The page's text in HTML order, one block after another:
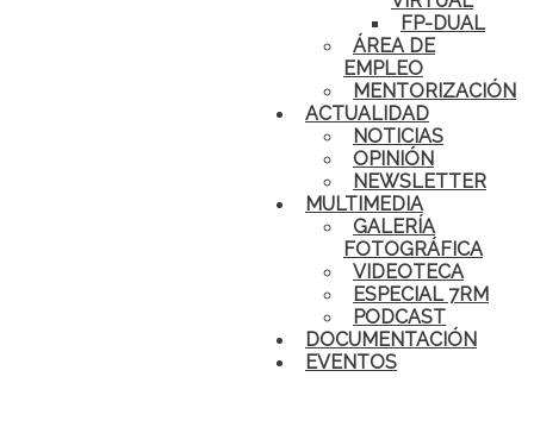
FP-DUAL
ÁREA DE
EMPLEO
MENTORIZACIÓN
ACTUALIDAD
NOTICIAS
OPINIÓN
NEWSLETTER
MULTIMEDIA
GALERÍA
FOTOGRÁFICA
VIDEOTECA
ESPECIAL 7RM
PODCAST
DOCUMENTACIÓN
EVENTOS